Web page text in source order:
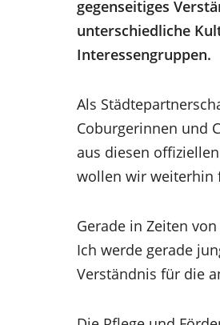
gegenseitiges
unterschiedliche
Interessengruppen.
Als
Coburgerinnen und
aus diesen
wollen wir weiterhin
Gerade in Zeiten
Ich werde gerade
Verständnis für die